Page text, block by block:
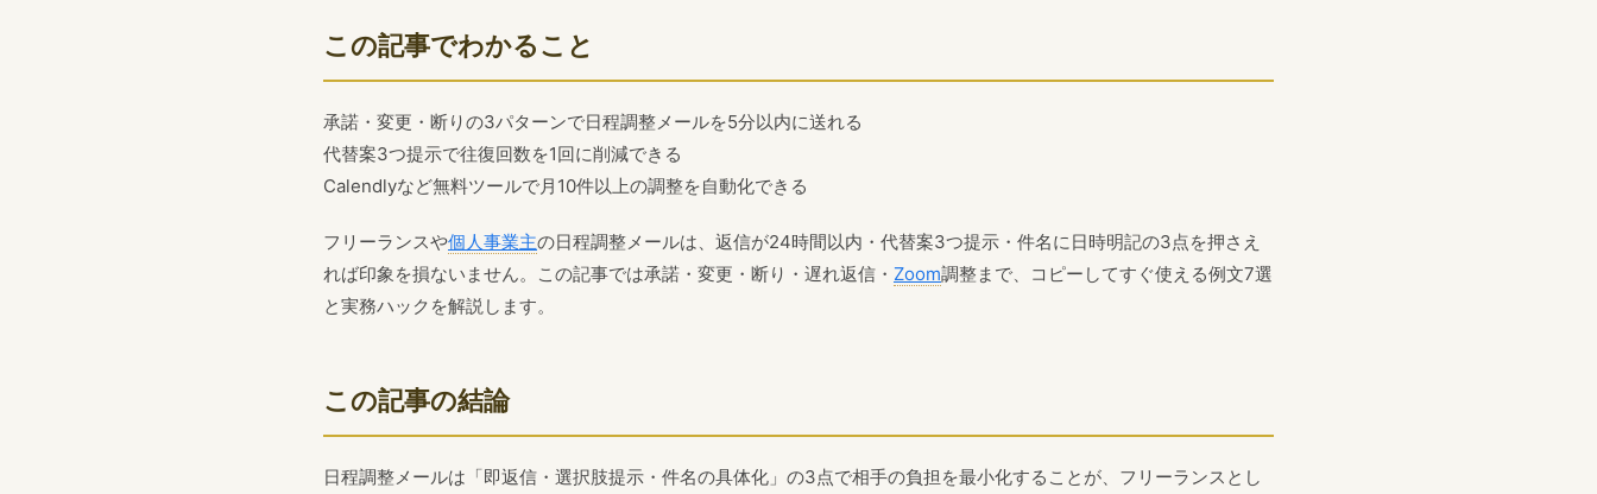
この記事でわかること
承諾・変更・断りの3パターンで日程調整メールを5分以内に送れる
代替案3つ提示で往復回数を1回に削減できる
Calendlyなど無料ツールで月10件以上の調整を自動化できる
フリーランスや個人事業主の日程調整メールは、返信が24時間以内・代替案3つ提示・件名に日時明記の3点を押さえ
れば印象を損ないません。この記事では承諾・変更・断り・遅れ返信・ Zoom調整まで、コピーしてすぐ使える例文7選
と実務ハックを解説します。
この記事の結論
日程調整メールは「即返信・選択肢提示・件名の具体化」の3点で相手の負担を最小化することが、フリーランスとし